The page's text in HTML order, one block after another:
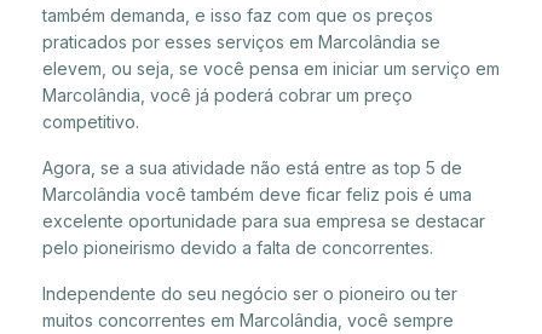
também demanda, e isso faz com que os preços
praticados por esses serviços em Marcolândia se
elevem, ou seja, se você pensa em iniciar um serviço em
Marcolândia, você já poderá cobrar um preço
competitivo.
Agora, se a sua atividade não está entre as top 5 de
Marcolândia você também deve ficar feliz pois é uma
excelente oportunidade para sua empresa se destacar
pelo pioneirismo devido a falta de concorrentes.
Independente do seu negócio ser o pioneiro ou ter
muitos concorrentes em Marcolândia, você sempre